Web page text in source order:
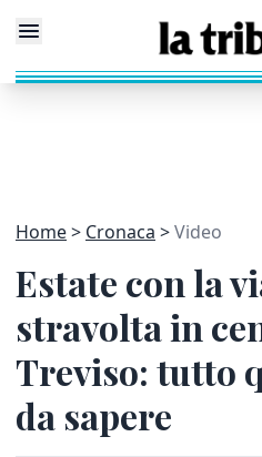
Home Cronaca Video
Estate con la
stravolta in
Treviso: tutto
da sapere